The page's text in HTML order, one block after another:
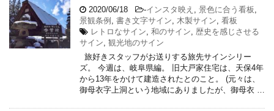
2020/06/18 -インスタ映え 景色に合う看板
景観条例 書き文字サイン 木製サイン 看板
レトロなサイン 和のサイン
歴史を感じさせる
サイン 観光地のサイン
旅好きスタッフがお送りする旅先サインシリー
ズ。 今週は、岐阜県編。 旧大戸家住宅は、天保4年
から13年をかけて建造されたとのこと。 (元々は、
御母衣字上洞という地域にありましたが、御母衣 …